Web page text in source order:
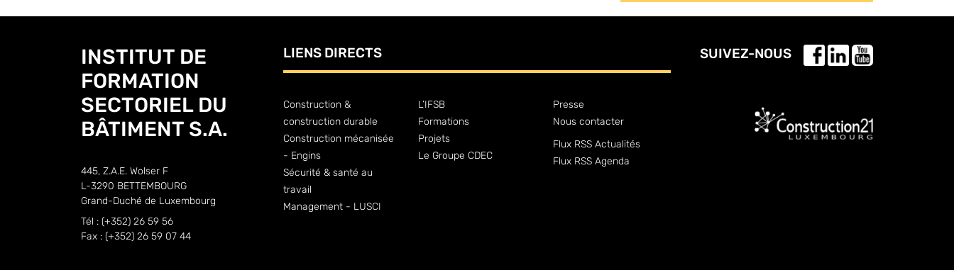
INSTITUT DE
FORMATION
SECTORIEL DU
BÂTIMENT S.A.
445, Z.A.E. Wolser F
L-3290 BETTEMBOURG
Grand-Duché de Luxembourg
Tél : (+352) 26 59 56
Fax : (+352) 26 59 07 44
LIENS DIRECTS
Construction &
construction durable
Construction mécanisée
- Engins
Sécurité & santé au
travail
Management - LUSCI
L’IFSB
Formations
Projets
Le Groupe CDEC
Presse
Nous contacter
Flux RSS Actualités
Flux RSS Agenda
SUIVEZ-NOUS